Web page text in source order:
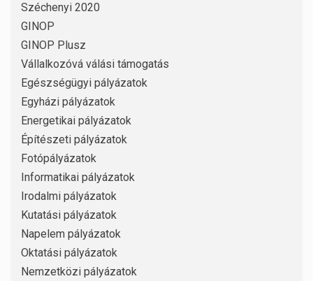
Széchenyi 2020
GINOP
GINOP Plusz
Vállalkozóvá válási támogatás
Egészségügyi pályázatok
Egyházi pályázatok
Energetikai pályázatok
Építészeti pályázatok
Fotópályázatok
Informatikai pályázatok
Irodalmi pályázatok
Kutatási pályázatok
Napelem pályázatok
Oktatási pályázatok
Nemzetközi pályázatok